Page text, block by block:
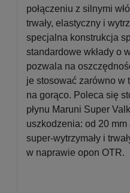
połączeniu z silnymi
trwały, elastyczny i
specjalna konstrukcja
standardowe wkłady o
pozwala na
je stosować zarówno w
na gorąco. Poleca się
płynu Maruni Super
uszkodzenia: od 20 mm
super-wytrzymały i
w naprawie opon OTR.